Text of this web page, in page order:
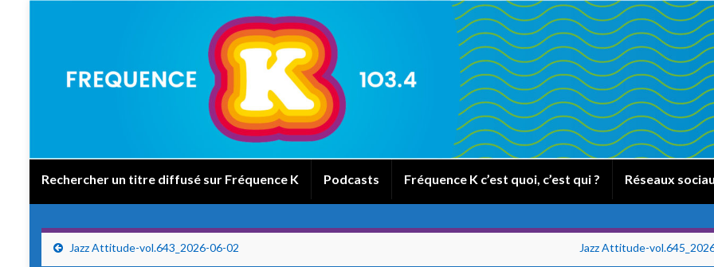
Rechercher un titre diffusé sur Fréquence K Podcasts Fréquence K c’est quoi, c’est qui ? Réseaux
Jazz Attitude-vol.643_2026-06-02 Jazz Attitude-